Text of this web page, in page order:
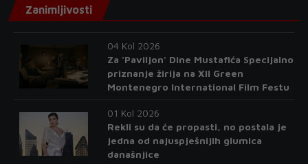
Zanimljivosti
04 Kol 2026
Za 'Paviljon' Dine Mustafića Specijalno
priznanje žirija na XII Green
Montenegro International Film Festu
01 Kol 2026
Rekli su da će propasti, no postala je
jedna od najuspješnijih glumica
današnjice